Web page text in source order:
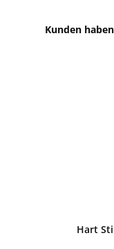
Produktgalerie
Kunden
Hart